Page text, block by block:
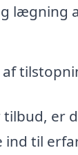
lægning
af
er
ind til